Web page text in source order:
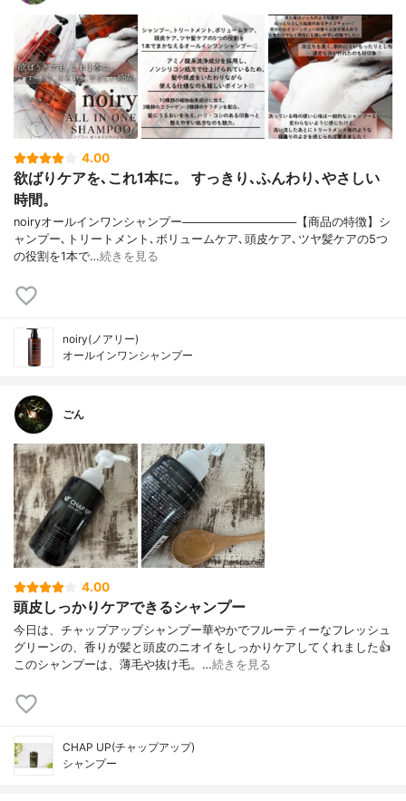
4.00
欲ばりケアを､これ1本に。 すっきり､ふんわり､やさしい
時間。
noiryオールインワンシャンプー──────────────【商品の特徴】シ
ャンプー､トリートメント､ボリュームケア､頭皮ケア､ツヤ髪ケアの5つ
の役割を1本で…続きを見る
noiry(ノアリー)
オールインワンシャンプー
ごん
4.00
頭皮しっかりケアできるシャンプー
今日は、チャップアップシャンプー華やかでフルーティーなフレッシュ
グリーンの、香りが髪と頭皮のニオイをしっかりケアしてくれました👍
このシャンプーは、薄毛や抜け毛。…続きを見る
CHAP UP(チャップアップ)
シャンプー